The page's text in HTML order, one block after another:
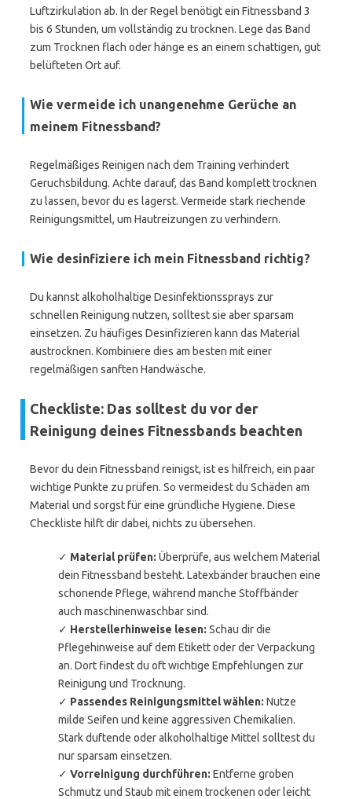
Luftzirkulation ab. In der Regel benötigt ein Fitnessband 3
bis 6 Stunden, um vollständig zu trocknen. Lege das Band
zum Trocknen flach oder hänge es an einem schattigen, gut
belüfteten Ort auf.
Wie vermeide ich unangenehme Gerüche an
meinem Fitnessband?
Regelmäßiges Reinigen nach dem Training verhindert
Geruchsbildung. Achte darauf, das Band komplett trocknen
zu lassen, bevor du es lagerst. Vermeide stark riechende
Reinigungsmittel, um Hautreizungen zu verhindern.
Wie desinfiziere ich mein Fitnessband richtig?
Du kannst alkoholhaltige Desinfektionssprays zur
schnellen Reinigung nutzen, solltest sie aber sparsam
einsetzen. Zu häufiges Desinfizieren kann das Material
austrocknen. Kombiniere dies am besten mit einer
regelmäßigen sanften Handwäsche.
Checkliste: Das solltest du vor der
Reinigung deines Fitnessbands beachten
Bevor du dein Fitnessband reinigst, ist es hilfreich, ein paar
wichtige Punkte zu prüfen. So vermeidest du Schäden am
Material und sorgst für eine gründliche Hygiene. Diese
Checkliste hilft dir dabei, nichts zu übersehen.
✓ Material prüfen: Überprüfe, aus welchem Material
dein Fitnessband besteht. Latexbänder brauchen eine
schonende Pflege, während manche Stoffbänder
auch maschinenwaschbar sind.
✓ Herstellerhinweise lesen: Schau dir die
Pflegehinweise auf dem Etikett oder der Verpackung
an. Dort findest du oft wichtige Empfehlungen zur
Reinigung und Trocknung.
✓ Passendes Reinigungsmittel wählen: Nutze
milde Seifen und keine aggressiven Chemikalien.
Stark duftende oder alkoholhaltige Mittel solltest du
nur sparsam einsetzen.
✓ Vorreinigung durchführen: Entferne groben
Schmutz und Staub mit einem trockenen oder leicht